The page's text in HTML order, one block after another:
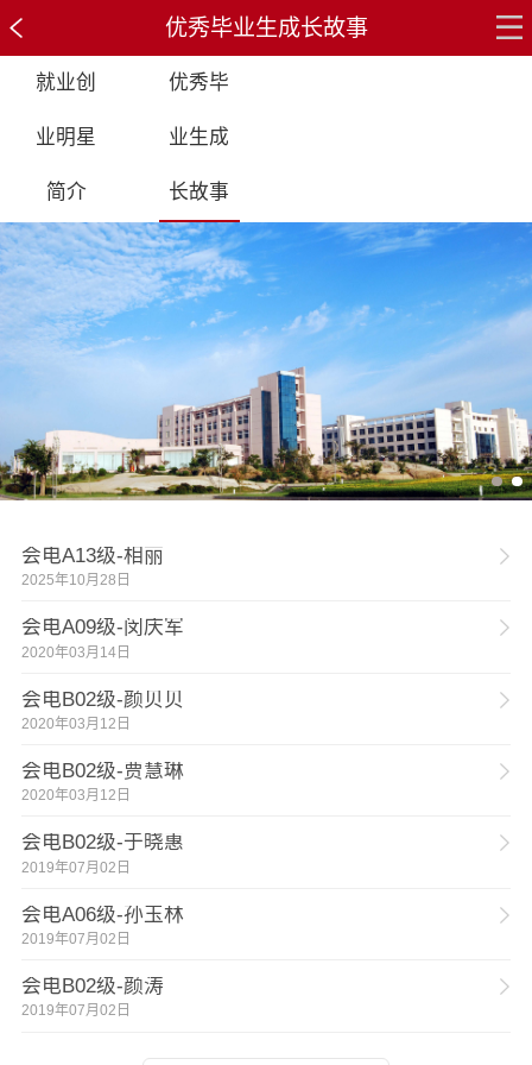
优秀毕业生成长故事
就业创
业明星
简介
优秀毕
业生成
长故事
会电A13级-相丽
2025年10月28日
会电A09级-闵庆军
2020年03月14日
会电B02级-颜贝贝
2020年03月12日
会电B02级-贾慧琳
2020年03月12日
会电B02级-于晓惠
2019年07月02日
会电A06级-孙玉林
2019年07月02日
会电B02级-颜涛
2019年07月02日